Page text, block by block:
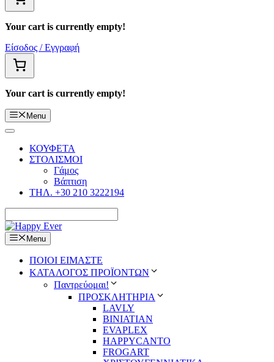
Your cart is currently empty!
Είσοδος / Εγγραφή
Your cart is currently empty!
Menu
ΚΟΥΦΕΤΑ
ΣΤΟΛΙΣΜΟΙ
Γάμος
Βάπτιση
ΤΗΛ. +30 210 3222194
Menu
ΠΟΙΟΙ ΕΙΜΑΣΤΕ
ΚΑΤΑΛΟΓΟΣ ΠΡΟΪΟΝΤΩΝ
Παντρεύομαι!
ΠΡΟΣΚΛΗΤΗΡΙΑ
LAVLY
BINIATIAN
EVAPLEX
HAPPYCANTO
FROGART